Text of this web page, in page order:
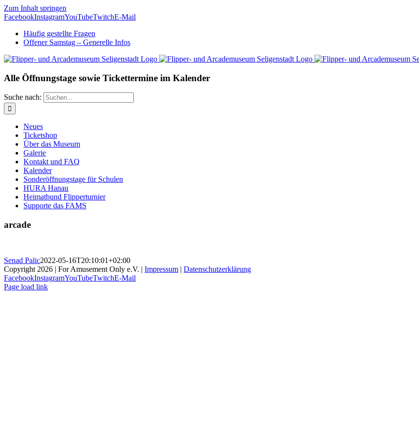
Zum Inhalt springen
FacebookInstagramYouTubeTwitchE-Mail
Häufig gestellte Fragen
Offener Samstag – Generelle Infos
Alle Öffnungstage sowie Tickettermine im Kalender
Suche nach:
Neues
Ticketshop
Über das Museum
Galerie
Kontakt und FAQ
Kalender
Sonderöffnungstage für Schulen
HURA Hanau
Heimatbund Flipperturnier
Supporte das FAMS
arcade
Senad Palic2022-05-16T20:10:01+02:00
Copyright 2026 | For Amusement Only e.V. | Impressum | Datenschutzerklärung
FacebookInstagramYouTubeTwitchE-Mail
Page load link